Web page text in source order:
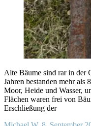
Alte Bäume sind rar in der
Jahren bestanden mehr als
Moor, Heide und Wasser,
Flächen waren frei von
Erschließung der